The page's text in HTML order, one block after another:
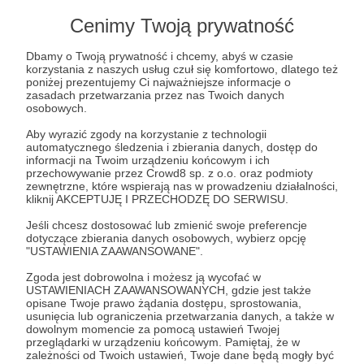
Cenimy Twoją prywatność
Dbamy o Twoją prywatność i chcemy, abyś w czasie
korzystania z naszych usług czuł się komfortowo, dlatego też
poniżej prezentujemy Ci najważniejsze informacje o
zasadach przetwarzania przez nas Twoich danych
osobowych.
Aby wyrazić zgody na korzystanie z technologii
automatycznego śledzenia i zbierania danych, dostęp do
informacji na Twoim urządzeniu końcowym i ich
przechowywanie przez Crowd8 sp. z o.o. oraz podmioty
zewnętrzne, które wspierają nas w prowadzeniu działalności,
kliknij AKCEPTUJĘ I PRZECHODZĘ DO SERWISU.
Jeśli chcesz dostosować lub zmienić swoje preferencje
dotyczące zbierania danych osobowych, wybierz opcję
"USTAWIENIA ZAAWANSOWANE".
Zgoda jest dobrowolna i możesz ją wycofać w
USTAWIENIACH ZAAWANSOWANYCH, gdzie jest także
opisane Twoje prawo żądania dostępu, sprostowania,
usunięcia lub ograniczenia przetwarzania danych, a także w
dowolnym momencie za pomocą ustawień Twojej
przeglądarki w urządzeniu końcowym. Pamiętaj, że w
zależności od Twoich ustawień, Twoje dane będą mogły być
5 za 5: numer 4!
w sumie bliskich. Czytamy, oglądamy, polecamy!
5za5 komiks książka +3
27.06.2020 ● Brak komentarzy
5 za 5: numer 3!